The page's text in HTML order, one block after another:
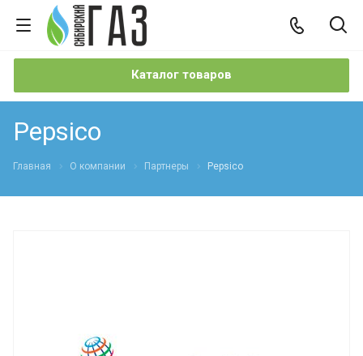
Каталог товаров
Pepsico
Главная О компании Партнеры Pepsico